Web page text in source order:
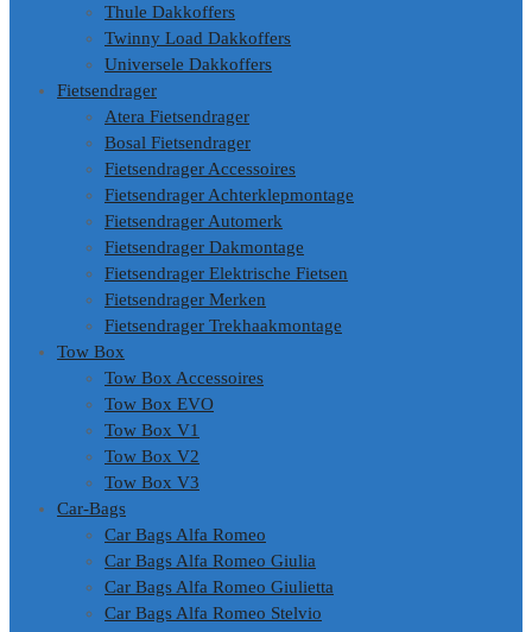
Thule Dakkoffers
Twinny Load Dakkoffers
Universele Dakkoffers
Fietsendrager
Atera Fietsendrager
Bosal Fietsendrager
Fietsendrager Accessoires
Fietsendrager Achterklepmontage
Fietsendrager Automerk
Fietsendrager Dakmontage
Fietsendrager Elektrische Fietsen
Fietsendrager Merken
Fietsendrager Trekhaakmontage
Tow Box
Tow Box Accessoires
Tow Box EVO
Tow Box V1
Tow Box V2
Tow Box V3
Car-Bags
Car Bags Alfa Romeo
Car Bags Alfa Romeo Giulia
Car Bags Alfa Romeo Giulietta
Car Bags Alfa Romeo Stelvio